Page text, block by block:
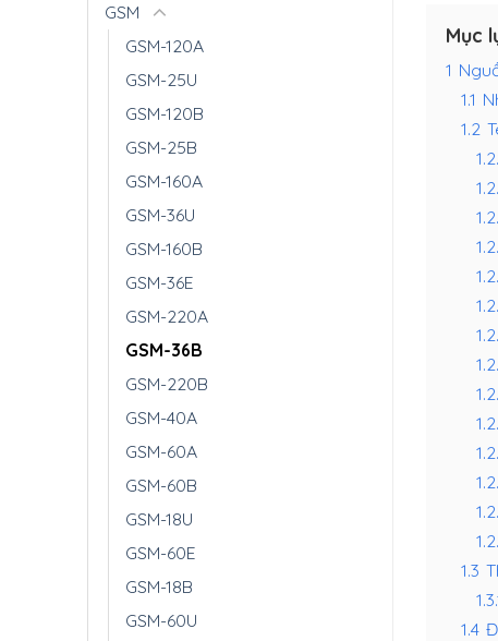
GSM
GSM-120A
GSM-25U
GSM-120B
GSM-25B
GSM-160A
GSM-36U
GSM-160B
GSM-36E
GSM-220A
GSM-36B
GSM-220B
GSM-40A
GSM-60A
GSM-60B
GSM-18U
GSM-60E
GSM-18B
GSM-60U
Mục
1
1.1
1.2
1.3
1.4